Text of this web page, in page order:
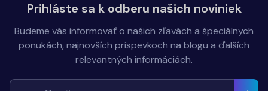
Prihláste sa k odberu našich noviniek
Budeme vás informovať o našich zľavách a špeciálnych
ponukách, najnovších príspevkoch na blogu a ďalších
relevantných informáciách.